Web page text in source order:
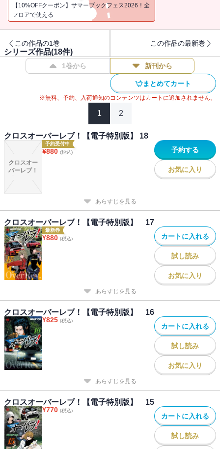
【10%OFFクーポン】サマーブックフェス2026！全
フロアで使える
この作品の1巻 この作品の最新巻
シリーズ作品(18件)
1巻から 新刊から
まとめてカート
※無料、予約、入荷通知のコンテンツはカートに追加されません。
1 2
クロスオーバーレブ！【電子特別版】 18
クロスオー
バーレブ！
予約受付中
¥880 (税込) 予約する
お気に入り
あらすじを見る
クロスオーバーレブ！【電子特別版】 17
最新巻
¥880 (税込) カートに入れる
試し読み
お気に入り
あらすじを見る
クロスオーバーレブ！【電子特別版】 16
¥825 (税込)
カートに入れる
試し読み
お気に入り
あらすじを見る
クロスオーバーレブ！【電子特別版】 15
¥770 (税込)
カートに入れる
試し読み